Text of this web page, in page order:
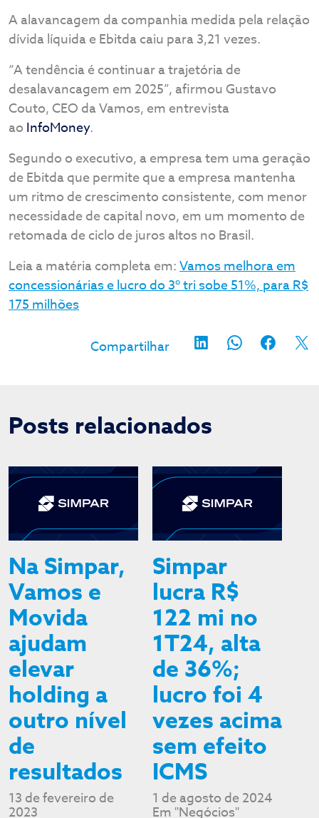
A alavancagem da companhia medida pela relação
dívida líquida e Ebitda caiu para 3,21 vezes.
“A tendência é continuar a trajetória de
desalavancagem em 2025”, afirmou Gustavo
Couto, CEO da Vamos, em entrevista
ao InfoMoney.
Segundo o executivo, a empresa tem uma geração
de Ebitda que permite que a empresa mantenha
um ritmo de crescimento consistente, com menor
necessidade de capital novo, em um momento de
retomada de ciclo de juros altos no Brasil.
Leia a matéria completa em:Vamos melhora em
concessionárias e lucro do 3º tri sobe 51%, para R$
175 milhões
Posts relacionados
Na Simpar,
Vamos e
Movida
ajudam
elevar
holding a
outro nível
de
resultados
13 de fevereiro de
2023
Simpar
lucra R$
122 mi no
1T24, alta
de 36%;
lucro foi 4
vezes acima
sem efeito
ICMS
1 de agosto de 2024
Em "Negócios"